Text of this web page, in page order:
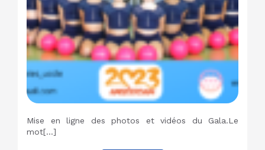
Mise en ligne des photos et vidéos du Gala.Le
mot[…]